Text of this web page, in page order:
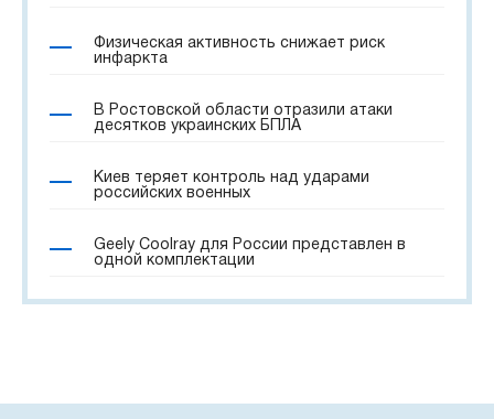
Физическая активность снижает риск
инфаркта
В Ростовской области отразили атаки
десятков украинских БПЛА
Киев теряет контроль над ударами
российских военных
Geely Coolray для России представлен в
одной комплектации